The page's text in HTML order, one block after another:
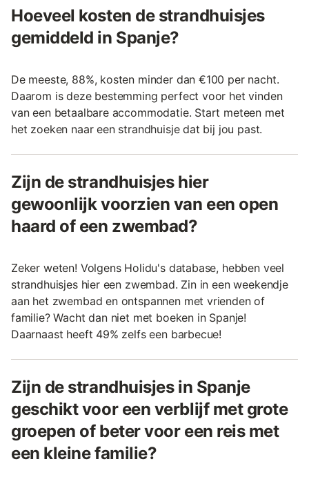
Hoeveel kosten de strandhuisjes
gemiddeld in Spanje?
De meeste, 88%, kosten minder dan €100 per nacht.
Daarom is deze bestemming perfect voor het vinden
van een betaalbare accommodatie. Start meteen met
het zoeken naar een strandhuisje dat bij jou past.
Zijn de strandhuisjes hier
gewoonlijk voorzien van een open
haard of een zwembad?
Zeker weten! Volgens Holidu's database, hebben veel
strandhuisjes hier een zwembad. Zin in een weekendje
aan het zwembad en ontspannen met vrienden of
familie? Wacht dan niet met boeken in Spanje!
Daarnaast heeft 49% zelfs een barbecue!
Zijn de strandhuisjes in Spanje
geschikt voor een verblijf met grote
groepen of beter voor een reis met
een kleine familie?